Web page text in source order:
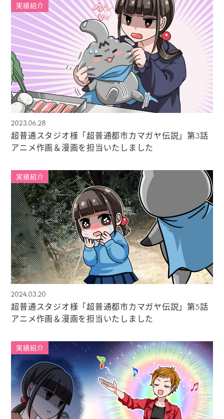
実績紹介
2023.06.28
超普通スタジオ様「超普通都市カマガヤ伝説」第3話
アニメ作画＆漫画を担当いたしました
実績紹介
2024.03.20
超普通スタジオ様「超普通都市カマガヤ伝説」第5話
アニメ作画＆漫画を担当いたしました
実績紹介